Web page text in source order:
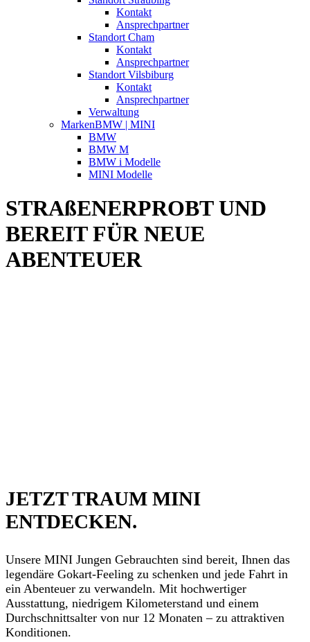
Kontakt
Ansprechpartner
Standort Cham
Kontakt
Ansprechpartner
Standort Vilsbiburg
Kontakt
Ansprechpartner
Verwaltung
MarkenBMW | MINI
BMW
BMW M
BMW i Modelle
MINI Modelle
STRAßENERPROBT UND
BEREIT FÜR NEUE
ABENTEUER
JETZT TRAUM MINI
ENTDECKEN.
Unsere MINI Jungen Gebrauchten sind bereit, Ihnen das
legendäre Gokart-Feeling zu schenken und jede Fahrt in
ein Abenteuer zu verwandeln. Mit hochwertiger
Ausstattung, niedrigem Kilometerstand und einem
Durchschnittsalter von nur 12 Monaten – zu attraktiven
Konditionen.